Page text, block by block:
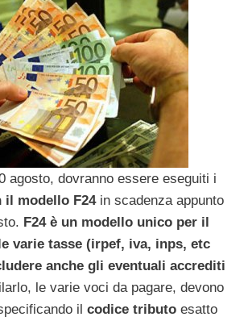
agosto, dovranno essere eseguiti i
il modello F24 in scadenza appunto
F24 è un modello unico per il
varie tasse (irpef, iva, inps, etc
anche gli eventuali accrediti
le varie voci da pagare, devono
il codice tributo esatto